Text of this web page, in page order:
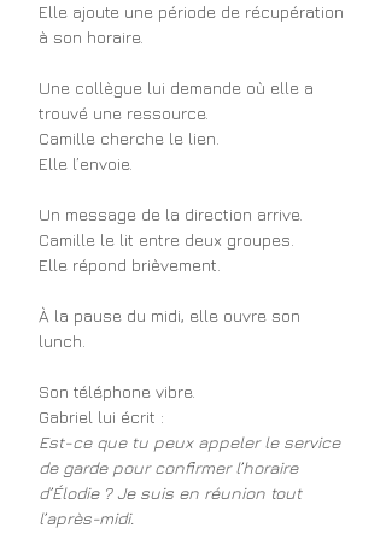
Elle ajoute une période de récupération
à son horaire.
Une collègue lui demande où elle a
trouvé une ressource.
Camille cherche le lien.
Elle l’envoie.
Un message de la direction arrive.
Camille le lit entre deux groupes.
Elle répond brièvement.
À la pause du midi, elle ouvre son
lunch.
Son téléphone vibre.
Gabriel lui écrit :
Est-ce que tu peux appeler le service
de garde pour confirmer l’horaire
d’Élodie ? Je suis en réunion tout
l’après-midi.